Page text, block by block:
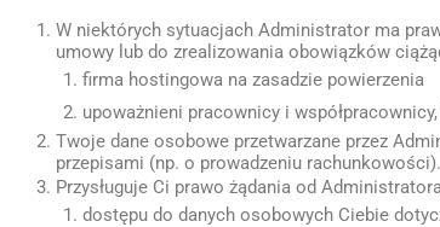
W niektórych sytuacjach Administrator ma
umowy lub do zrealizowania obowiązków
firma hostingowa na zasadzie powierzenia
upoważnieni pracownicy i
Twoje dane osobowe przetwarzane przez
przepisami (np. o prowadzeniu
Przysługuje Ci prawo żądania od
dostępu do danych osobowych Ciebie